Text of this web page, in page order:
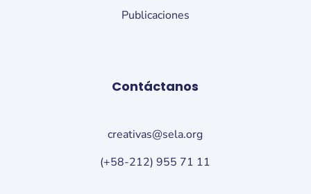
Publicaciones
Contáctanos
creativas@sela.org
(+58-212) 955 71 11